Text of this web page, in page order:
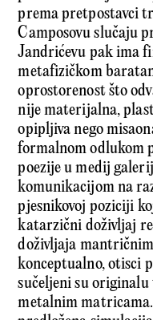
prema pretpostavci
Camposovu slučaju
Jandrićevu pak ima
metafi­zičkom
oprostorenost što
nije materijalna,
opipljiva nego
formalnom odlukom
poezije u medij
komunikacijom na
pjesnikovoj poziciji
katarzični doživljaj
doživljaja
konceptualno, otisci
sučeljeni su
metalnim